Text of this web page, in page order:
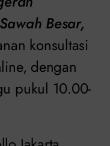
Besar,
konsultasi
dengan
pukul 10.00-